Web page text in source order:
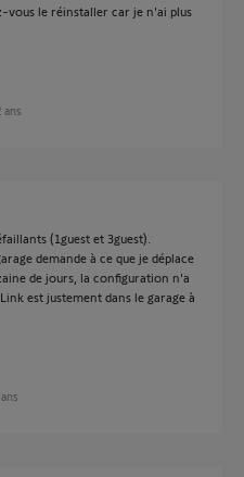
vous le réinstaller car je n'ai plus
ans
(1guest et 3guest).
demande à ce que je déplace
de jours, la configuration n'a
est justement dans le garage à